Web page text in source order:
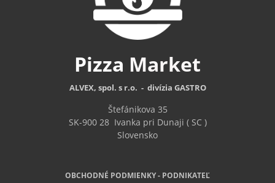
Pizza Market
ALVEX, spol. s r.o. - divízia GASTRO
Štefánikova 35
SK-900 28Ivanka pri Dunaji ( SC )
Slovensko
OBCHODNÉ PODMIENKY - PODNIKATEĽ